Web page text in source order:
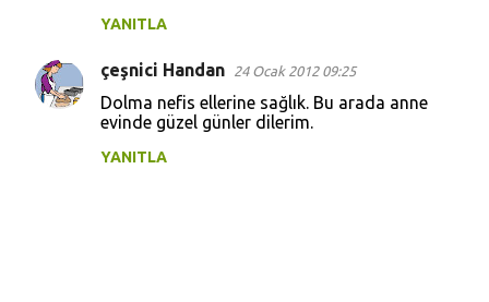
YANITLA
çeşnici Handan 24 Ocak 2012 09:25
Dolma nefis ellerine sağlık. Bu arada anne
evinde güzel günler dilerim.
YANITLA